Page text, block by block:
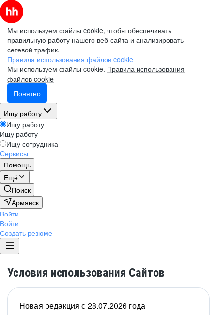
Мы используем файлы cookie, чтобы обеспечивать
правильную работу нашего веб-сайта и анализировать
сетевой трафик.
Правила использования файлов cookie
Мы используем файлы cookie. Правила использования
файлов cookie
Понятно
Ищу работу
Ищу работу
Ищу работу
Ищу сотрудника
Сервисы
Помощь
Ещё
Поиск
Армянск
Войти
Войти
Создать резюме
Условия использования Сайтов
Новая редакция с 28.07.2026 года